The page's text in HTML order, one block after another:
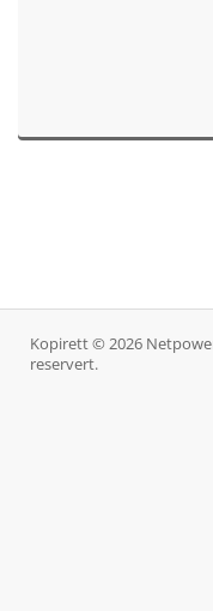
Kopirett © 2026
reservert.